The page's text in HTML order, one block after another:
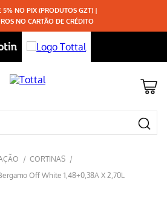
5% NO PIX (PRODUTOS GZT) |
NO CARTÃO DE CRÉDITO
CORTINAS
Off White 1,48+0,38A X 2,70L